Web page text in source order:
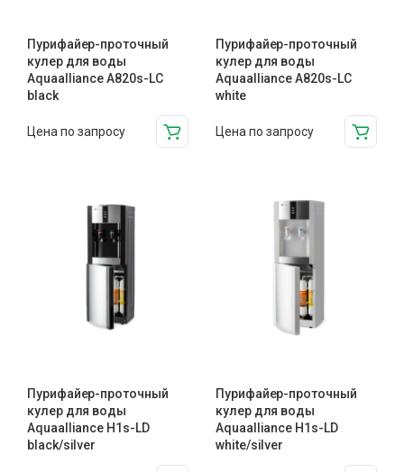
Пурифайер-проточный
кулер для воды
Aquaalliance A820s-LC
black
Цена по запросу
Пурифайер-проточный
кулер для воды
Aquaalliance A820s-LC
white
Цена по запросу
Пурифайер-проточный
кулер для воды
Aquaalliance H1s-LD
black/silver
Пурифайер-проточный
кулер для воды
Aquaalliance H1s-LD
white/silver